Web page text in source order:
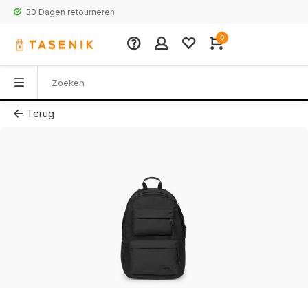
30 Dagen retourneren
0
Terug